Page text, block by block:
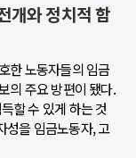
개와 정치적 함
한 노동자들의 임금
의 주요 방편이 됐다.
할 수 있게 하는 것
성을 임금노동자, 고